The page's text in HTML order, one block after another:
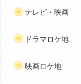
テレビ・映画
ドラマロケ地
映画ロケ地